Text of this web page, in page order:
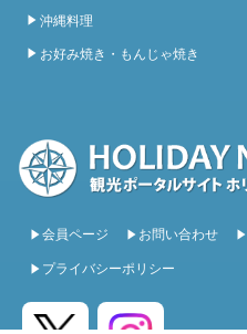
沖縄料理
お好み焼き・もんじゃ焼き
会員ページ お問い合わせ
プライバシーポリシー